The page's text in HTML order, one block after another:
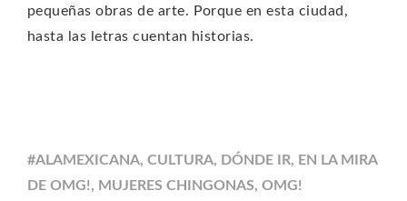
pequeñas obras de arte. Porque en esta ciudad,
hasta las letras cuentan historias.
#ALAMEXICANA, CULTURA, DÓNDE IR, EN LA MIRA
DE OMG!, MUJERES CHINGONAS, OMG!